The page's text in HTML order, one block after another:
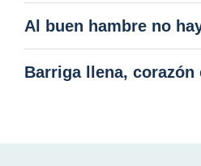
Al buen hambre no
Barriga llena, corazón